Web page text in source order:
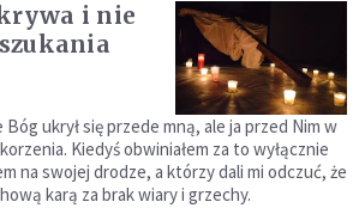
i nie
ukrył się przede mną, ale ja przed Nim w
Kiedyś obwiniałem za to wyłącznie
na swojej drodze, a którzy dali mi odczuć, że
karą za brak wiary i grzechy.